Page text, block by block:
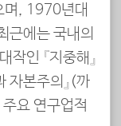
며, 1970년대
근에는 국내의
인 『지중해』
자본주의』(까
요 연구업적